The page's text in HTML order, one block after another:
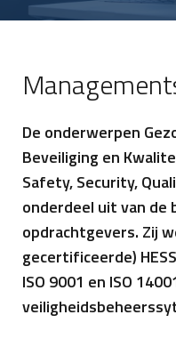
De onderwerpen
Beveiliging en
Safety, Security,
onderdeel uit van de
opdrachtgevers. Zij
gecertificeerde)
ISO 9001 en ISO